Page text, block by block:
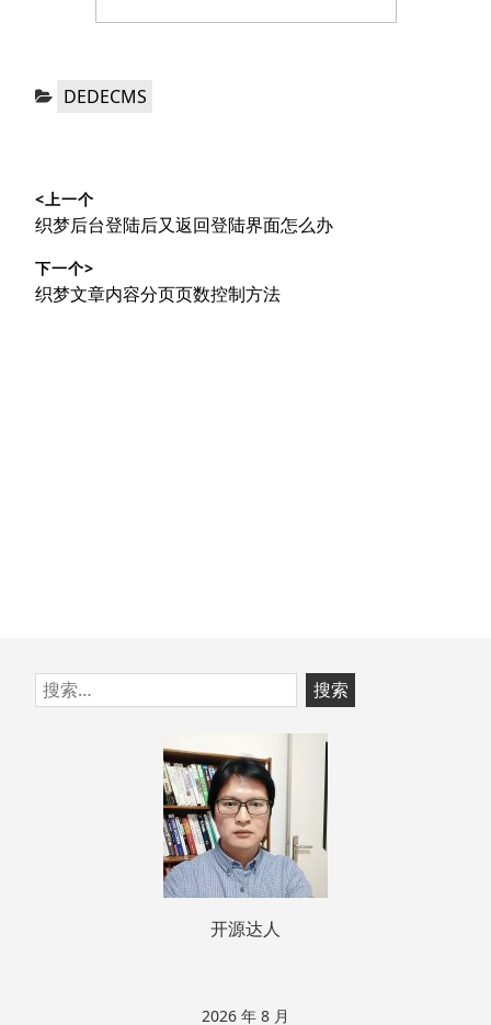
分
DEDECMS
章
导
航
<上一个
上
文
章：
织梦后台登陆后又返回登陆界面怎么办
下一个>
下
织梦文章内容分页页数控制方法
跳
至
搜
索：
开源达人
2026 年 8 月